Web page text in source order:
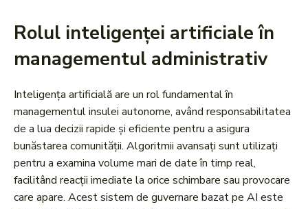
Rolul inteligenței artificiale în
managementul administrativ
Inteligența artificială are un rol fundamental în
managementul insulei autonome, având responsabilitatea
de a lua decizii rapide și eficiente pentru a asigura
bunăstarea comunității. Algoritmii avansați sunt utilizați
pentru a examina volume mari de date în timp real,
facilitând reacții imediate la orice schimbare sau provocare
care apare. Acest sistem de guvernare bazat pe AI este